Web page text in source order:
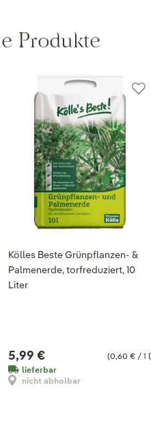
Produkte
Kölles Beste Grünpflanzen- &
Palmenerde, torfreduziert, 10
Liter
(0,60 € / 1
5,99 €
lieferbar
nicht abholbar